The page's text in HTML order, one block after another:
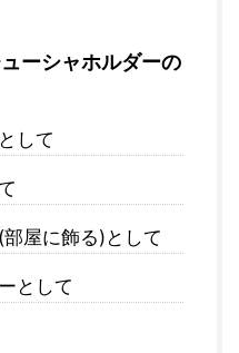
ーシャホルダーの
して
屋に飾る)として
として